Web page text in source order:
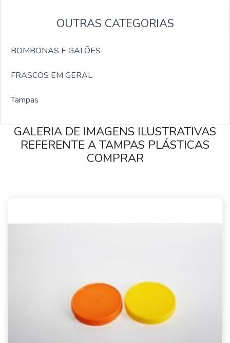
OUTRAS CATEGORIAS
BOMBONAS E GALÕES
FRASCOS EM GERAL
Tampas
GALERIA DE IMAGENS ILUSTRATIVAS
REFERENTE A TAMPAS PLÁSTICAS
COMPRAR